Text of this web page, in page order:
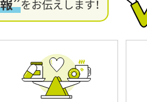
をお伝えします！